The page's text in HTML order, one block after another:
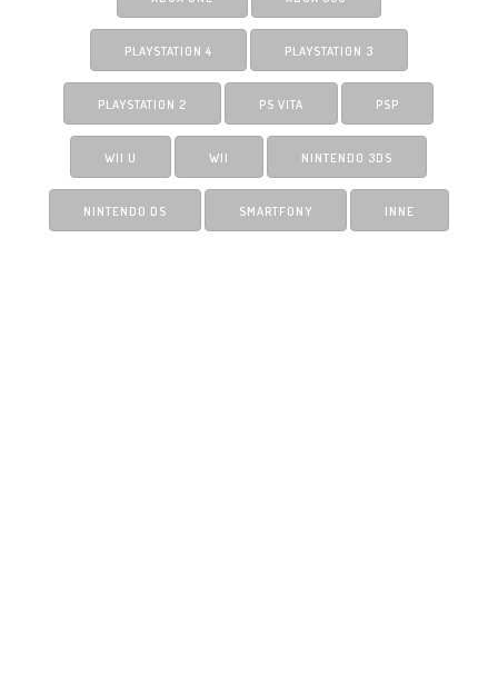
PLAYSTATION 4 PLAYSTATION 3
PLAYSTATION 2 PS VITA PSP
WII U WII NINTENDO 3DS
NINTENDO DS SMARTFONY INNE